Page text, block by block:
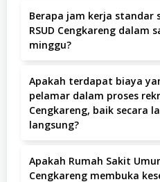
Berapa jam kerja standar
RSUD Cengkareng dalam
minggu?
harus siap bekerja selama 8
per minggu. Siap?
Apakah terdapat biaya
pelamar dalam proses
Cengkareng, baik secara
langsung?
proses rekrutmen Apoteker di
langsung maupun tidak
Apakah Rumah Sakit
Cengkareng membuka